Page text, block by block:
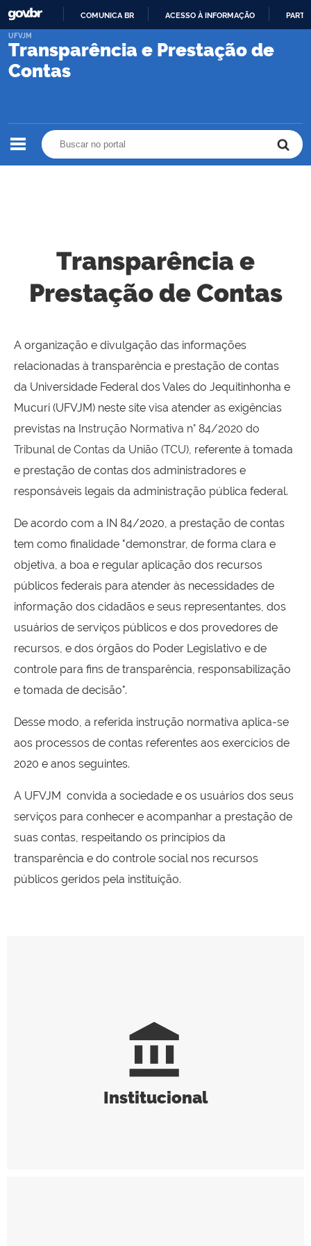
PARA
COMUNICA BR ACESSO À INFORMAÇÃO
Transparência e Prestação de
Contas
UFVJM
Transparência e
Prestação de Contas
A organização e divulgação das informações
relacionadas à transparência e prestação de contas
da Universidade Federal dos Vales do Jequitinhonha e
Mucuri (UFVJM) neste site visa atender as exigências
previstas na Instrução Normativa n° 84/2020 do
Tribunal de Contas da União (TCU), referente à tomada
e prestação de contas dos administradores e
responsáveis legais da administração pública federal.
De acordo com a IN 84/2020, a prestação de contas
tem como finalidade "demonstrar, de forma clara e
objetiva, a boa e regular aplicação dos recursos
públicos federais para atender às necessidades de
informação dos cidadãos e seus representantes, dos
usuários de serviços públicos e dos provedores de
recursos, e dos órgãos do Poder Legislativo e de
controle para fins de transparência, responsabilização
e tomada de decisão".
Desse modo, a referida instrução normativa aplica-se
aos processos de contas referentes aos exercícios de
2020 e anos seguintes.
A UFVJM convida a sociedade e os usuários dos seus
serviços para conhecer e acompanhar a prestação de
suas contas, respeitando os princípios da
transparência e do controle social nos recursos
públicos geridos pela instituição.
account_balance
Institucional